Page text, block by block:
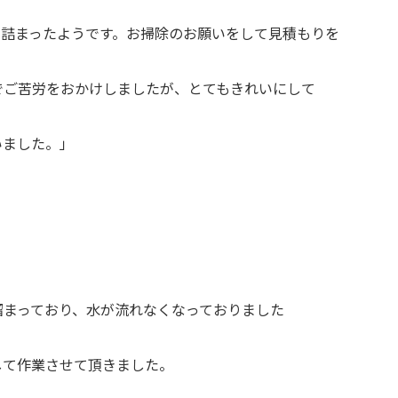
まったようです。お掃除のお願いをして見積もりを
苦労をおかけしましたが、とてもきれいにして
した。」
っており、水が流れなくなっておりました
作業させて頂きました。